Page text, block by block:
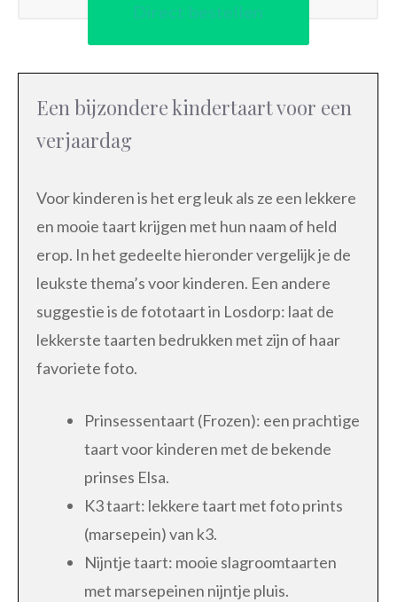
Direct bestellen
Een bijzondere kindertaart voor een
verjaardag
Voor kinderen is het erg leuk als ze een lekkere
en mooie taart krijgen met hun naam of held
erop. In het gedeelte hieronder vergelijk je de
leukste thema’s voor kinderen. Een andere
suggestie is de fototaart in Losdorp: laat de
lekkerste taarten bedrukken met zijn of haar
favoriete foto.
Prinsessentaart (Frozen): een prachtige
taart voor kinderen met de bekende
prinses Elsa.
K3 taart: lekkere taart met foto prints
(marsepein) van k3.
Nijntje taart: mooie slagroomtaarten
met marsepeinen nijntje pluis.